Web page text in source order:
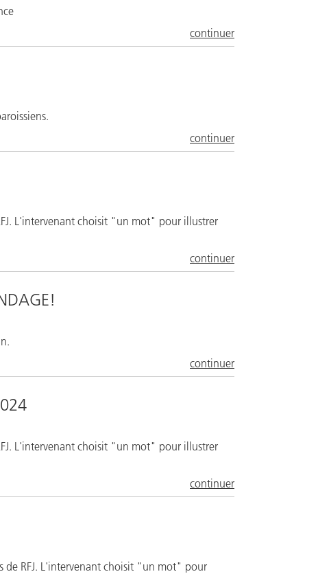
continuer
continuer
L'intervenant choisit "un mot" pour illustrer
continuer
continuer
L'intervenant choisit "un mot" pour illustrer
continuer
de RFJ. L'intervenant choisit "un mot" pour